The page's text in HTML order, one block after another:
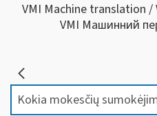
VMI Machine translation
VMI Машинний